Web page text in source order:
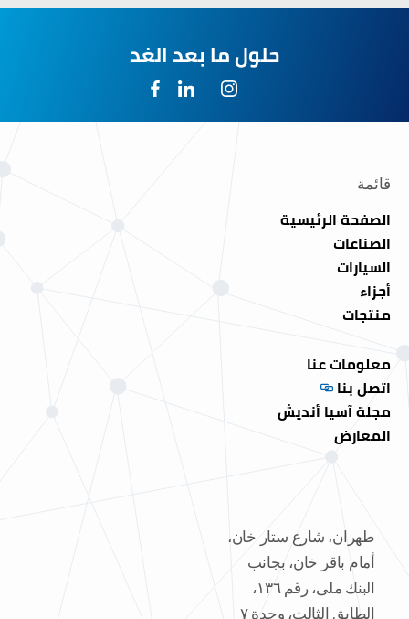
حلول ما بعد الغد
قائمة
الصفحة الرئيسية
الصناعات
السيارات
أجزاء
منتجات
معلومات عنا
اتصل بنا
مجلة آسيا أنديش
المعارض
طهران، شارع ستار خان،
أمام باقر خان، بجانب
البنك ملی، رقم ١٣٦،
الطابق الثالث، وحدة ٧